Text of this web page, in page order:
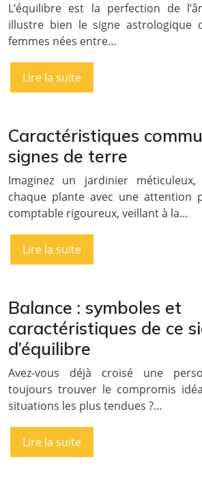
L’équilibre est la perfection de
illustre bien le signe astrologique
femmes nées entre…
Lire la suite
Caractéristiques
signes de terre
Imaginez un jardinier
chaque plante avec une attention
comptable rigoureux, veillant à la…
Lire la suite
Balance : symboles et
caractéristiques de ce
d’équilibre
Avez-vous déjà croisé une
toujours trouver le compromis
situations les plus tendues ?…
Lire la suite